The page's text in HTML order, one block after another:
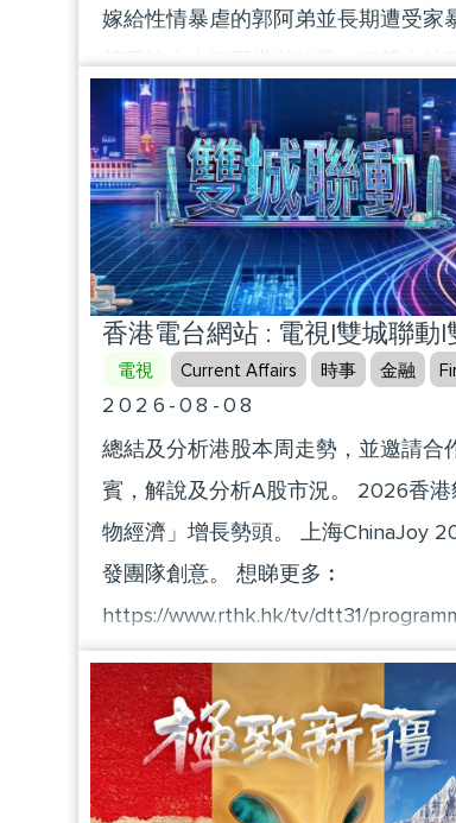
嫁給性情暴虐的郭阿弟並長期遭受家
甚至被丈夫夥同堂弟強暴，絕望中她
埋屍並意外挖出前妻骸骨，隨後火燒
家隻身逃往城市，在髮廊結識了老闆
哥，開啟了新生活。
香港電台網站 : 電視|雙城聯動
電視 Current Affairs 時事 金融
2026-08-08
總結及分析港股本周走勢，並邀請合
賓，解說及分析A股市況。 2026香
物經濟」增長勢頭。 上海ChinaJoy
發團隊創意。 想睇更多︰
https://www.rthk.hk/tv/dtt31/
逢星期六 | 晚上7時30分 | 港台電視
台隨身版(RTHK On The Go)」緊貼最
https://rthk.hk/otg 記得LIKE + 訂閱 +
#第一財經#港股#A股#貓迷博覽